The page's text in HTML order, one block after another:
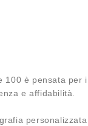
è pensata
e affidabilità.